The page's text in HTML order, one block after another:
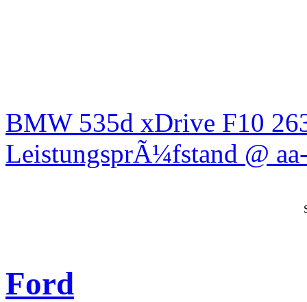
BMW 535d xDrive F10
LeistungsprÃ¼fstand @
Ford